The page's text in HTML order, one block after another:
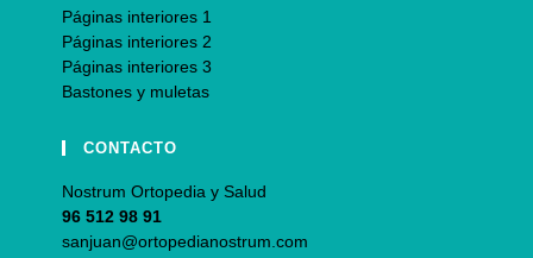
Páginas interiores 1
Páginas interiores 2
Páginas interiores 3
Bastones y muletas
CONTACTO
Nostrum Ortopedia y Salud
96 512 98 91
sanjuan@ortopedianostrum.com